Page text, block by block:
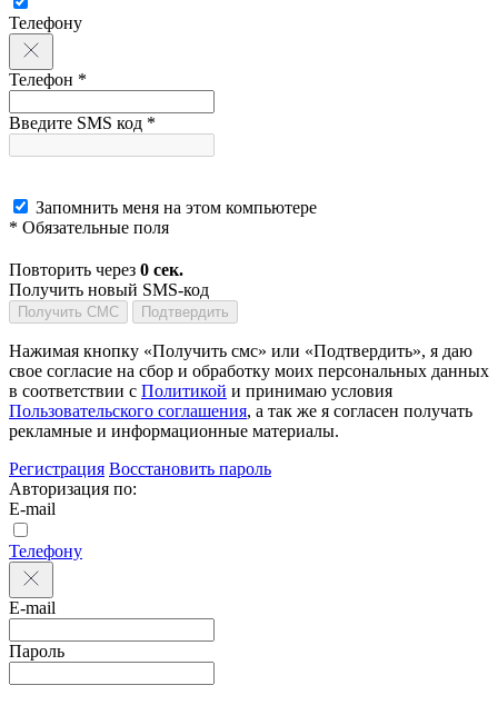
Телефону
Телефон *
Введите SMS код *
Запомнить меня на этом компьютере
* Обязательные поля
Повторить через 0 сек.
Получить новый SMS-код
Получить СМС Подтвердить
Нажимая кнопку «Получить смс» или «Подтвердить», я даю
свое согласие на сбор и обработку моих персональных данных
в соответствии с Политикой и принимаю условия
Пользовательского соглашения, а так же я согласен получать
рекламные и информационные материалы.
Регистрация Восстановить пароль
Авторизация по:
E-mail
Телефону
E-mail
Пароль